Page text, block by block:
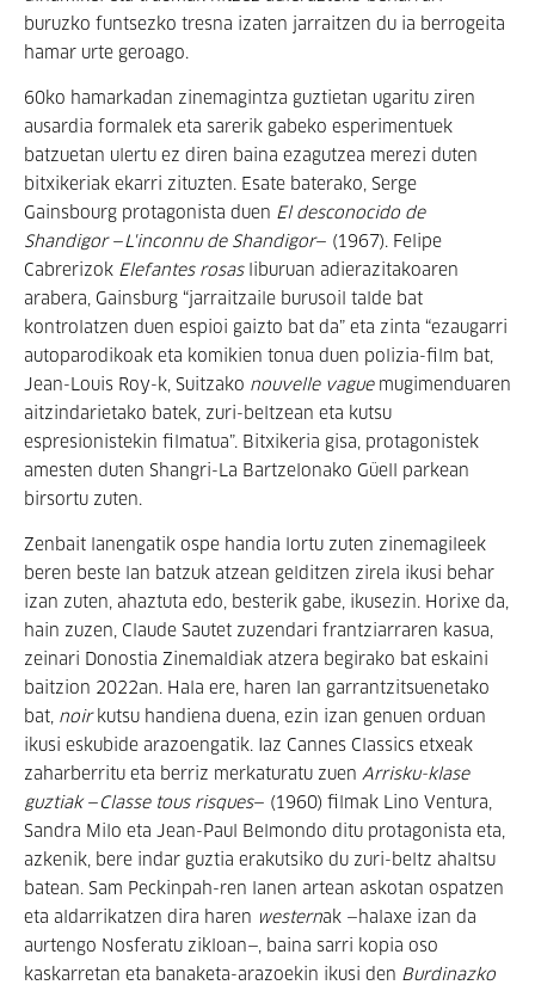
buruzko funtsezko tresna izaten jarraitzen du ia berrogeita
hamar urte geroago.
60ko hamarkadan zinemagintza guztietan ugaritu ziren
ausardia formalek eta sarerik gabeko esperimentuek
batzuetan ulertu ez diren baina ezagutzea merezi duten
bitxikeriak ekarri zituzten. Esate baterako, Serge
Gainsbourg protagonista duen El desconocido de
Shandigor—L'inconnu de Shandigor— (1967). Felipe
Cabrerizok Elefantes rosasliburuan adierazitakoaren
arabera, Gainsburg “jarraitzaile burusoil talde bat
kontrolatzen duen espioi gaizto bat da” eta zinta “ezaugarri
autoparodikoak eta komikien tonua duen polizia-film bat,
Jean-Louis Roy-k, Suitzako nouvelle vaguemugimenduaren
aitzindarietako batek, zuri-beltzean eta kutsu
espresionistekin filmatua”. Bitxikeria gisa, protagonistek
amesten duten Shangri-La Bartzelonako Güell parkean
birsortu zuten.
Zenbait lanengatik ospe handia lortu zuten zinemagileek
beren beste lan batzuk atzean gelditzen zirela ikusi behar
izan zuten, ahaztuta edo, besterik gabe, ikusezin. Horixe da,
hain zuzen, Claude Sautet zuzendari frantziarraren kasua,
zeinari Donostia Zinemaldiak atzera begirako bat eskaini
baitzion 2022an. Hala ere, haren lan garrantzitsuenetako
bat, noirkutsu handiena duena, ezin izan genuen orduan
ikusi eskubide arazoengatik. Iaz Cannes Classics etxeak
zaharberritu eta berriz merkaturatu zuen Arrisku-klase
guztiak— Classe tous risques— (1960) filmak Lino Ventura,
Sandra Milo eta Jean-Paul Belmondo ditu protagonista eta,
azkenik, bere indar guztia erakutsiko du zuri-beltz ahaltsu
batean. Sam Peckinpah-ren lanen artean askotan ospatzen
eta aldarrikatzen dira haren westernak —halaxe izan da
aurtengo Nosferatu zikloan—, baina sarri kopia oso
kaskarretan eta banaketa-arazoekin ikusi den Burdinazko